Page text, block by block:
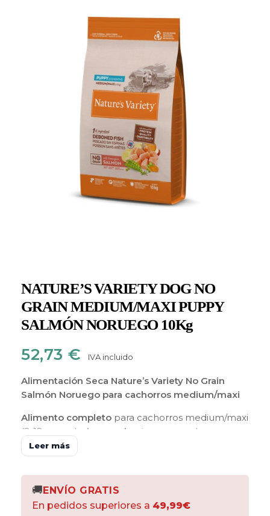
NATURE’S VARIETY DOG NO
GRAIN MEDIUM/MAXI PUPPY
SALMÓN NORUEGO 10Kg
52,73 € IVA incluido
Alimentación Seca Nature’s Variety No Grain
Salmón Noruego para cachorros medium/maxi
Alimento completo para cachorros medium/maxi
(2-12 meses),
sin cereales,
incorporando
guisantes, patata y boniato como fuente natural
de carbohidratos. Elaborado con
noruego (pescado sin espinas)como principal
ingrediente, frutas y verduras
como fuente de fibra y minerales.
Leer más
🚚ENVÍO GRATIS
En pedidos superiores a 49,99€